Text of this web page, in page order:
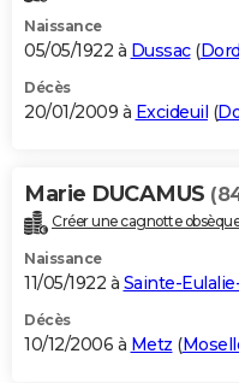
Naissance
05/05/1922 à Dussac(
Décès
20/01/2009 à Excideuil (
Marie DUCAMUS
Créer une cagnotte
Naissance
11/05/1922 à Sainte-
Décès
10/12/2006 à Metz (